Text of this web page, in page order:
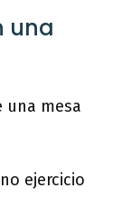
una
una mesa
ejercicio